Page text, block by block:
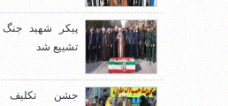
پیکر شهید
تشییع شد
جشن تکلیف